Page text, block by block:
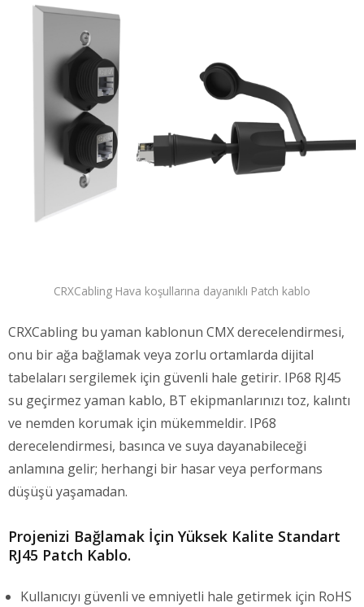
CRXCabling Hava koşullarına dayanıklı Patch kablo
CRXCabling bu yaman kablonun CMX derecelendirmesi,
onu bir ağa bağlamak veya zorlu ortamlarda dijital
tabelaları sergilemek için güvenli hale getirir. IP68 RJ45
su geçirmez yaman kablo, BT ekipmanlarınızı toz, kalıntı
ve nemden korumak için mükemmeldir. IP68
derecelendirmesi, basınca ve suya dayanabileceği
anlamına gelir; herhangi bir hasar veya performans
düşüşü yaşamadan.
Projenizi Bağlamak İçin Yüksek Kalite Standart
RJ45 Patch Kablo.
Kullanıcıyı güvenli ve emniyetli hale getirmek için RoHS